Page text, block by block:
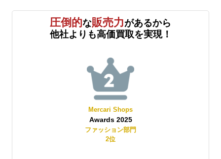
圧倒的な販売力があるから
他社よりも高価買取を実現！
Mercari Shops
Awards 2025
ファッション部門
2位